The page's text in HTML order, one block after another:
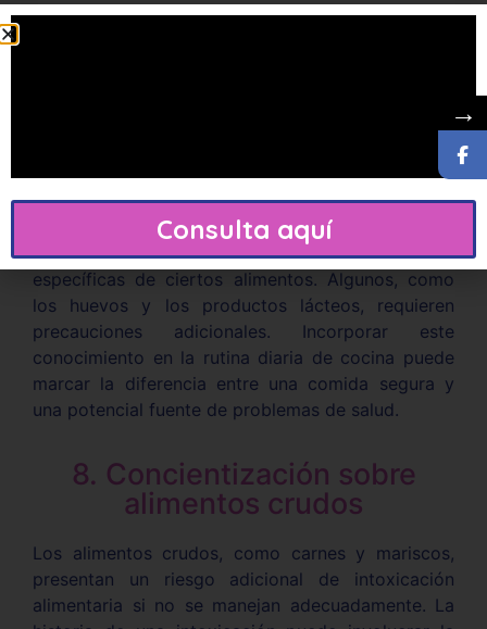
productos antes de consumirlos o no refrigerar los
Aprender a lavar adecuadamente frutas y
de manera adecuada y evitar la manipulación
Además, es importante conocer las características
específicas de ciertos alimentos. Algunos, como
los huevos y los productos lácteos, requieren
precauciones adicionales. Incorporar este
conocimiento en la rutina diaria de cocina puede
marcar la diferencia entre una comida segura y
una potencial fuente de problemas de salud.
8. Concientización sobre
alimentos crudos
Los alimentos crudos, como carnes y mariscos,
presentan un riesgo adicional de intoxicación
alimentaria si no se manejan adecuadamente. La
→
Consulta aquí